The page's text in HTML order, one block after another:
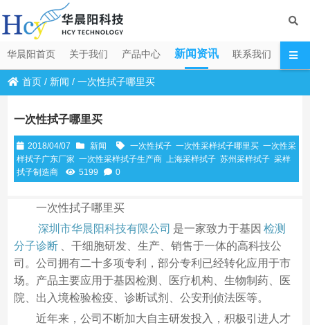
华晨阳首页 关于我们 产品中心 新闻资讯 联系我们
首页 / 新闻 /一次性拭子哪里买
一次性拭子哪里买
2018/04/07 新闻 一次性拭子 一次性采样拭子哪里买 一次性采
样拭子广东厂家 一次性采样拭子生产商 上海采样拭子 苏州采样拭子 采样
拭子制造商
5199 0
一次性拭子哪里买
深圳市华晨阳科技有限公司 是一家致力于基因 检测
分子诊断
、干细胞研发、生产、销售于一体的高科技公
司。公司拥有二十多项专利，部分专利已经转化应用于市
场。产品主要应用于基因检测、医疗机构、生物制药、医
院、出入境检验检疫、诊断试剂、公安刑侦法医等。
近年来，公司不断加大自主研发投入，积极引进人才